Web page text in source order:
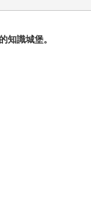
知識城堡。